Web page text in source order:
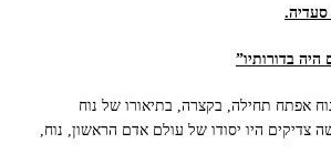
בדורותיו”
נוח אפתח תחילה, בקצרה, בתיאורו של נוח
צדיקים היו יסודו של עולם אדם הראשון, נוח,